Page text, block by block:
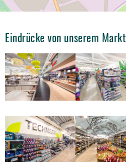
Eindrücke von unserem Markt